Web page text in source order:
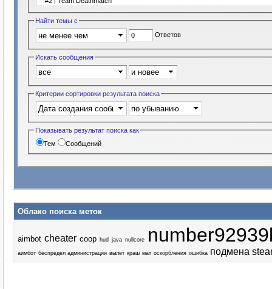
Найти темы с
Ответов
Искать сообщения
Критерии сортировки результата поиска
Показывать результат поиска как
Тем
Сообщений
Облако поиска меток
aimbot cheater coop hud java nullcore
аимбот беспредел администрации вылет краш мат оскорбления ошибка подмена